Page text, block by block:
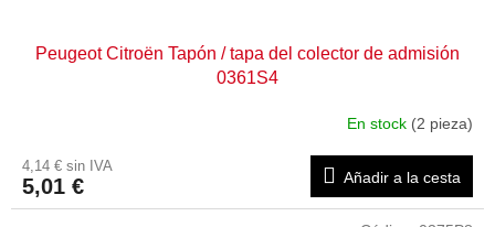
Peugeot Citroën Tapón / tapa del colector de admisión
0361S4
En stock (2 pieza)
4,14 € sin IVA
5,01 € Añadir a la cesta